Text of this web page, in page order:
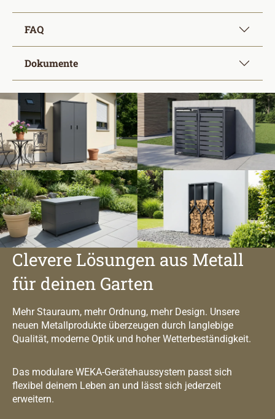
FAQ
Dokumente
Clevere Lösungen aus Metall
für deinen Garten
Mehr Stauraum, mehr Ordnung, mehr Design. Unsere
neuen Metallprodukte überzeugen durch langlebige
Qualität, moderne Optik und hoher Wetterbeständigkeit.
Das modulare WEKA-Gerätehaussystem passt sich
flexibel deinem Leben an und lässt sich jederzeit
erweitern.